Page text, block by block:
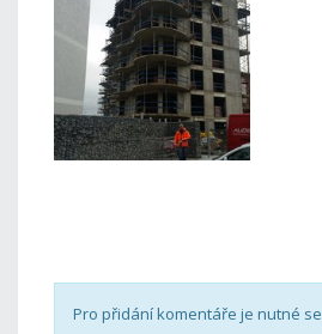
Pro přidání komentáře je nutné se